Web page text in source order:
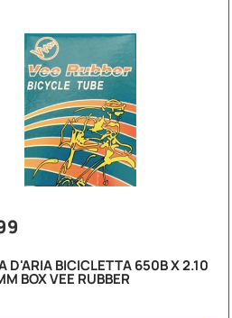
D'ARIA BICICLETTA 650B X 2.10
BOX VEE RUBBER